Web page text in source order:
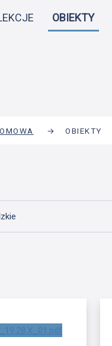
DOMOWAOBIEKTY
→ OBIEKTY